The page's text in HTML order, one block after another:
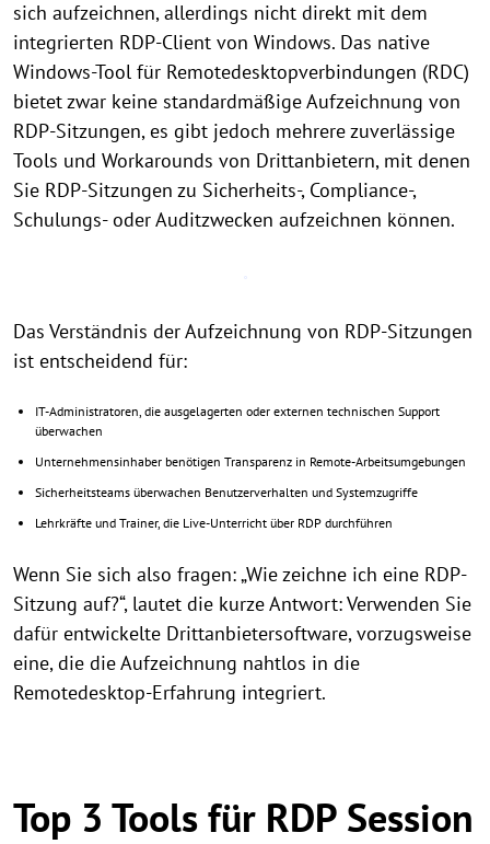
sich aufzeichnen, allerdings nicht direkt mit dem
integrierten RDP-Client von Windows. Das native
Windows-Tool für Remotedesktopverbindungen (RDC)
bietet zwar keine standardmäßige Aufzeichnung von
RDP-Sitzungen, es gibt jedoch mehrere zuverlässige
Tools und Workarounds von Drittanbietern, mit denen
Sie RDP-Sitzungen zu Sicherheits-, Compliance-,
Schulungs- oder Auditzwecken aufzeichnen können.
Das Verständnis der Aufzeichnung von RDP-Sitzungen
ist entscheidend für:
IT-Administratoren, die ausgelagerten oder externen technischen Support
überwachen
Unternehmensinhaber benötigen Transparenz in Remote-Arbeitsumgebungen
Sicherheitsteams überwachen Benutzerverhalten und Systemzugriffe
Lehrkräfte und Trainer, die Live-Unterricht über RDP durchführen
Wenn Sie sich also fragen: „Wie zeichne ich eine RDP-
Sitzung auf?“, lautet die kurze Antwort: Verwenden Sie
dafür entwickelte Drittanbietersoftware, vorzugsweise
eine, die die Aufzeichnung nahtlos in die
Remotedesktop-Erfahrung integriert.
Top 3 Tools für RDP Session